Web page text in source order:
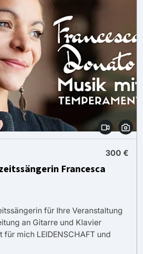
300 €
Francesca
für Ihre Veranstaltung
an Gitarre und Klavier
mich LEIDENSCHAFT und